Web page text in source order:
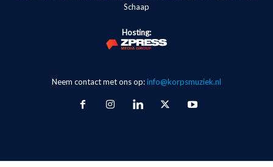
Schaap
Hosting:
Neem contact met ons op:info@korpsmuziek.nl